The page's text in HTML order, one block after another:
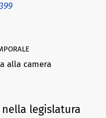
alla camera
legislatura